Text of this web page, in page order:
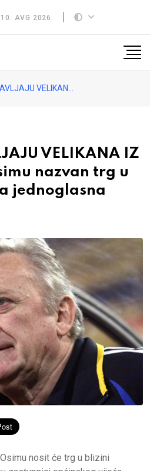
AVG 2026.
Po Ivici Osimu nazvan trg u Austriji, odluka jednoglasna
VELIKANA IZ
nazvan trg u
jednoglasna
nosit će trg u blizini